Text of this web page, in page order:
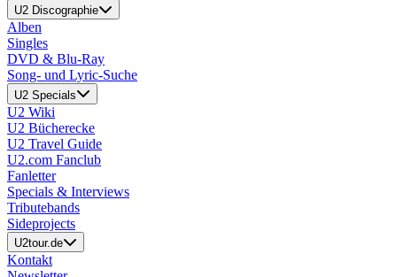
U2 Discographie
Alben
Singles
DVD & Blu-Ray
Song- und Lyric-Suche
U2 Specials
U2 Wiki
U2 Bücherecke
U2 Travel Guide
U2.com Fanclub
Fanletter
Specials & Interviews
Tributebands
Sideprojects
U2tour.de
Kontakt